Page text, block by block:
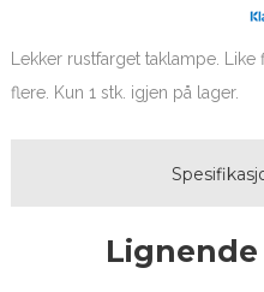
Lekker rustfarget taklampe.
flere. Kun 1 stk. igjen på lager.